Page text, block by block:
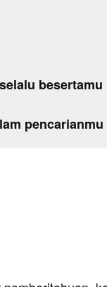
besertamu
pencarianmu